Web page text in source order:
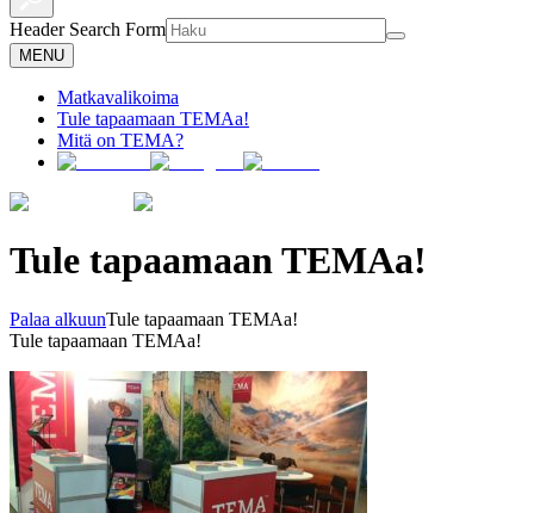
Header Search Form
MENU
Matkavalikoima
Tule tapaamaan TEMAa!
Mitä on TEMA?
Tule tapaamaan TEMAa!
Palaa alkuunTule tapaamaan TEMAa!
Tule tapaamaan TEMAa!